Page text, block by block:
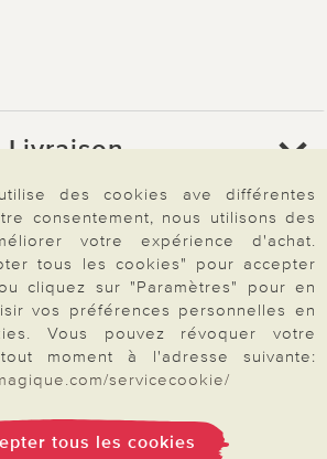
Livraison
nous
|Données & liberté|Vie privée & cookies
des cookies ave différentes
consentement, nous utilisons des
votre expérience d'achat.
tous les cookies" pour accepter
cliquez sur "Paramètres" pour en
vos préférences personnelles en
Vous pouvez révoquer votre
moment à l'adresse suivante:
servicecookie/
tous les cookies